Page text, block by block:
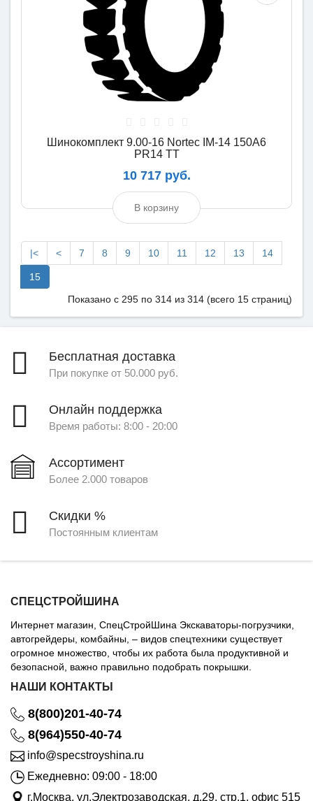
Шинокомплект 9.00-16 Nortec IM-14 150A6
PR14 TT
10 717 руб.
В корзину
|< < 7 8 9 10 11 12 13 14
15
Показано с 295 по 314 из 314 (всего 15 страниц)
Бесплатная доставка
При покупке от 50.000 руб.
Онлайн поддержка
Время работы: 8:00 - 20:00
Ассортимент
Более 2.000 товаров
Скидки %
Постоянным клиентам
СПЕЦСТРОЙШИНА
Интернет магазин, СпецСтройШина Экскаваторы-погрузчики,
автогрейдеры, комбайны, – видов спецтехники существует
огромное множество, чтобы их работа была продуктивной и
безопасной, важно правильно подобрать покрышки.
НАШИ КОНТАКТЫ
8(800)201-40-74
8(964)550-40-74
info@specstroyshina.ru
Ежедневно: 09:00 - 18:00
г.Москва, ул.Электрозаводская, д.29, стр.1, офис 515